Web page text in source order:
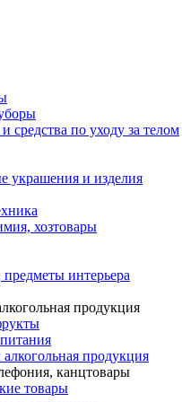
средства по уходу за телом
украшения и изделия
хозтовары
интерьера
продукция
алкогольная продукция
канцтовары
товары